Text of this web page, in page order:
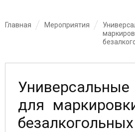
Главная Мероприятия
для